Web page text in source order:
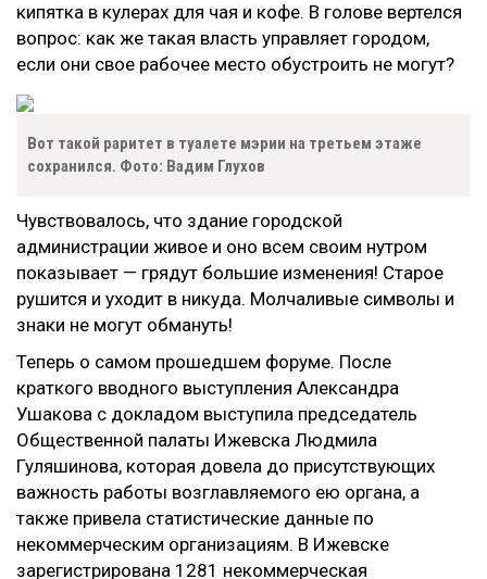
кипятка в кулерах для чая и кофе. В голове вертелся
вопрос: как же такая власть управляет городом,
если они свое рабочее место обустроить не могут?
Вот такой раритет в туалете мэрии на третьем этаже
сохранился. Фото: Вадим Глухов
Чувствовалось, что здание городской
администрации живое и оно всем своим нутром
показывает — грядут большие изменения! Старое
рушится и уходит в никуда. Молчаливые символы и
знаки не могут обмануть!
Теперь о самом прошедшем форуме. После
краткого вводного выступления Александра
Ушакова с докладом выступила председатель
Общественной палаты Ижевска Людмила
Гуляшинова, которая довела до присутствующих
важность работы возглавляемого ею органа, а
также привела статистические данные по
некоммерческим организациям. В Ижевске
зарегистрирована 1281 некоммерческая